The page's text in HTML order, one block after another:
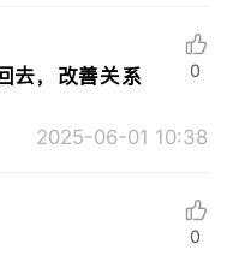
去，改善关系
2025-06-01 10:38
0
0